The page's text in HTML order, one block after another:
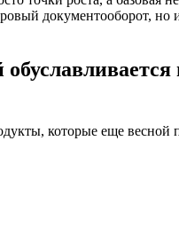
документооборот, но
которые еще весной